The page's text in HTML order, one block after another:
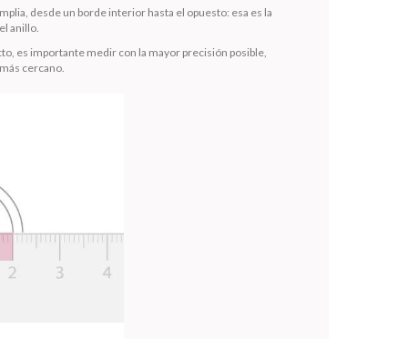
desde un borde interior hasta el opuesto: esa es la
anillo.
es importante medir con la mayor precisión posible,
cercano.